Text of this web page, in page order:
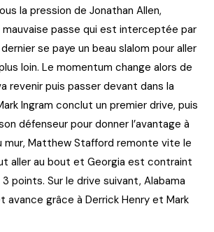
la pression de Jonathan Allen,
passe qui est interceptée par
se paye un beau slalom pour aller
loin. Le momentum change alors de
revenir puis passer devant dans la
Ingram conclut un premier drive, puis
défenseur pour donner l’avantage à
mur, Matthew Stafford remonte vite le
aller au bout et Georgia est contraint
points. Sur le drive suivant, Alabama
avance grâce à Derrick Henry et Mark